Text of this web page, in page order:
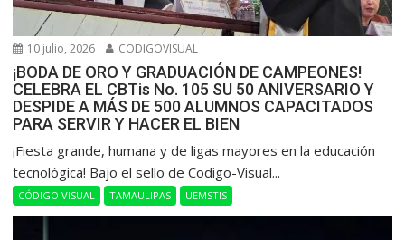
10 julio, 2026 CODIGOVISUAL
¡BODA DE ORO Y GRADUACIÓN DE CAMPEONES!
CELEBRA EL CBTis No. 105 SU 50 ANIVERSARIO Y
DESPIDE A MÁS DE 500 ALUMNOS CAPACITADOS
PARA SERVIR Y HACER EL BIEN
​¡Fiesta grande, humana y de ligas mayores en la educación
tecnológica! Bajo el sello de Codigo-Visual...
CÓDIGO VISUAL TAMAULIPAS UEMSTIS